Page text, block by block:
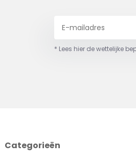
* Lees hier de wettelijke
Categorieën